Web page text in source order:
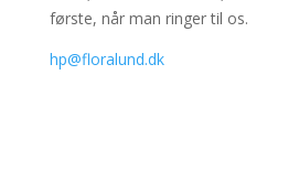
første, når man ringer til os.
hp@floralund.dk